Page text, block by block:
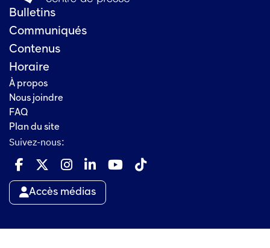
Bulletins
Communiqués
Contenus
Horaire
À propos
Nous joindre
FAQ
Plan du site
Suivez-nous:
Accès médias